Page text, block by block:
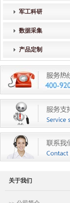
军工科研
数据采集
产品定制
关于我们